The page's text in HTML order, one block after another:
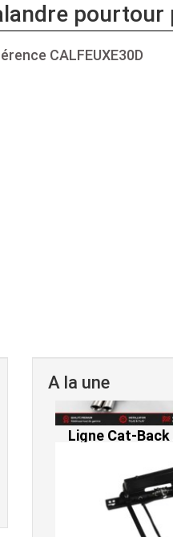
pourtour
CALFEUXE30D
A la une